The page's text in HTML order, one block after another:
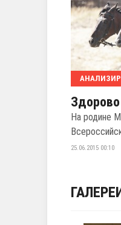
На родине
25.06.2015 00:10